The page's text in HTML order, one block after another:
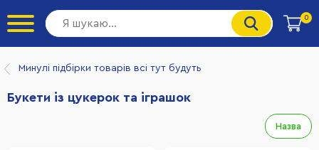
0
Минулі підбірки товарів всі тут будуть
Букети із цукерок та іграшок
Назва